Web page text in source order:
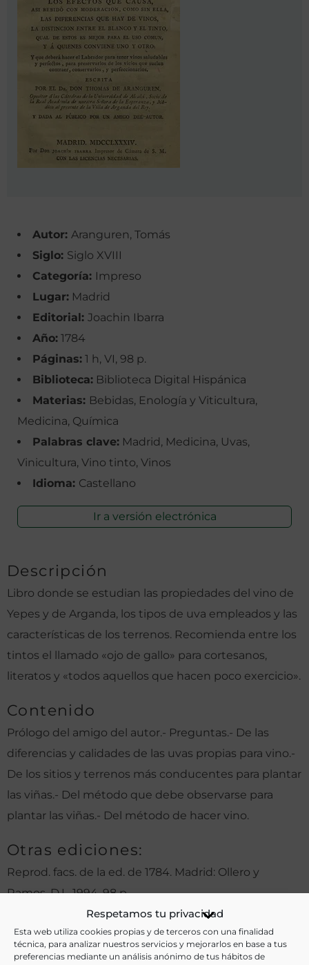
Respetamos tu privacidad
Esta web utiliza cookies propias y de terceros con una finalidad
técnica, para analizar nuestros servicios y mejorarlos en base a tus
preferencias mediante un análisis anónimo de tus hábitos de
Autor: Aranguren, Tomás
Siglo: Siglo XVIII
Categoría: Impreso
Lugar: Madrid
Editorial: Joachin Ibarra
Año: 1784
Páginas: 1 h, VI, 98 p.
Biblioteca: Biblioteca Digital Hispánica
Materias: Bebidas, Enología y Viticultura,
Medicina, Química
Palabras clave: Madrid, Medicina, Uvas,
Vinicultura, Vino tinto, Vinos
Idioma: Castellano
Ir a versión electrónica
Descripción
Libro donde se estudian las propiedades del vino de
Yepes y de Arganda, los tipos de uva empleados y las
características de los terrenos. Recomienda entre los
tintos el llamado «ojo de gallo» para cortesanos,
literatos y «todos aquellos que hacen poco exercicio».
Contenido
Prólogo del amigo del autor.- Preguntas.- De las
diferencias y calidades de las uvas propias para vino.-
De los sitios y terrenos más conducentes para plantar
las viñas.- Del método que debe observarse para
plantar las viñas.- Del método de hacer vino.
Otras ediciones:
Reprod. facs. de la ed. de 1784. Madrid: Ollero y
Ramos, D.L. 1994. 98 p.
Notas: